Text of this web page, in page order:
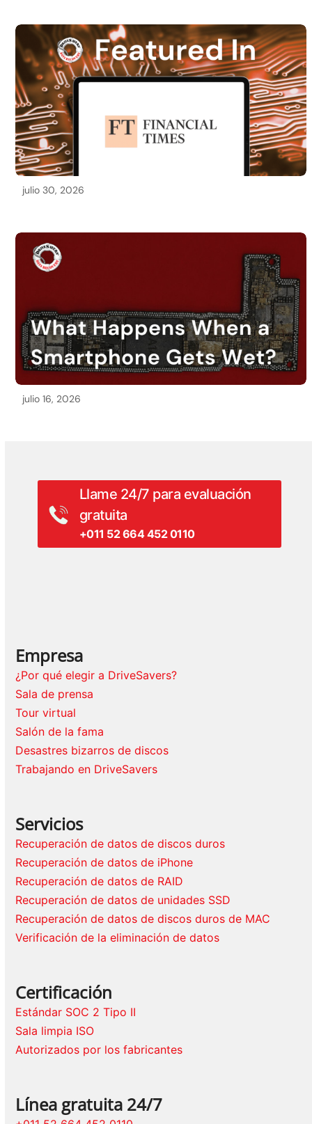
julio 30, 2026
julio 16, 2026
Llame 24/7 para evaluación
gratuita
+011 52 664 452 0110
Empresa
¿Por qué elegir a DriveSavers?
Sala de prensa
Tour virtual
Salón de la fama
Desastres bizarros de discos
Trabajando en DriveSavers
Servicios
Recuperación de datos de discos duros
Recuperación de datos de iPhone
Recuperación de datos de RAID
Recuperación de datos de unidades SSD
Recuperación de datos de discos duros de MAC
Verificación de la eliminación de datos
Certificación
Estándar SOC 2 Tipo II
Sala limpia ISO
Autorizados por los fabricantes
Línea gratuita 24/7